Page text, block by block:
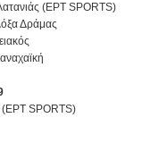
(ΕΡΤ SPORTS)
Δράμας
(ΕΡΤ SPORTS)